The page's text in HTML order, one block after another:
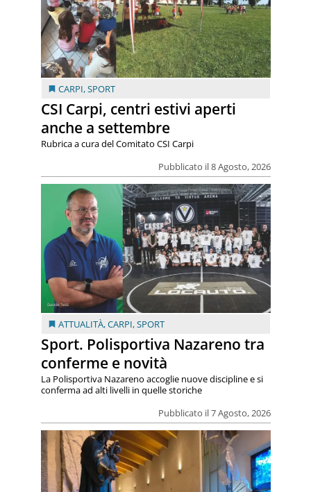
CARPI,SPORT
CSI Carpi, centri estivi aperti
anche a settembre
Pubblicato il 8 Agosto, 2026
Rubrica a cura del Comitato CSI Carpi
ATTUALITÀ,CARPI,SPORT
Sport. Polisportiva Nazareno tra
conferme e novità
Pubblicato il 7 Agosto, 2026
La Polisportiva Nazareno accoglie nuove discipline e si
conferma ad alti livelli in quelle storiche